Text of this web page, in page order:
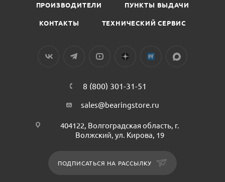
ПРОИЗВОДИТЕЛИ ПУНКТЫ ВЫДАЧИ
КОНТАКТЫ ТЕХНИЧЕСКИЙ СЕРВИС
8 (800) 301-31-51
sales@bearingstore.ru
404122, Волгоградская область, г.
Волжский, ул. Кирова, 19
ПОДПИСАТЬСЯ НА РАССЫЛКУ